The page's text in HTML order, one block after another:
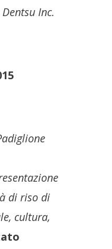
Dentsu Inc.
di riso di
cultura,